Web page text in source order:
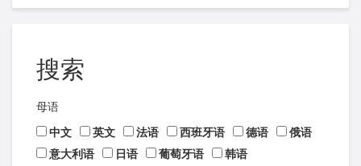
搜索
母语
中文
英文 法语 西班牙语 德语
俄语
意大利语
日语 葡萄牙语 韩语